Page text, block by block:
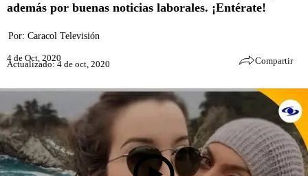
además por buenas noticias laborales. ¡Entérate!
Por: Caracol Televisión
4 de Oct, 2020
Actualizado: 4 de oct, 2020 Compartir